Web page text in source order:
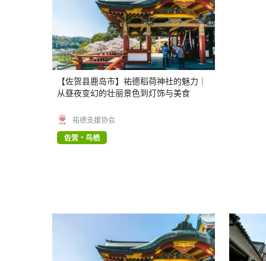
【佐贺县鹿岛市】祐德稻荷神社的魅力｜
从昼夜变幻的壮丽景色到灯饰与美食
祐德支援协会
佐贺・鸟栖